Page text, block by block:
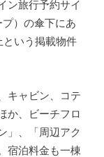
ン旅行予約サイ
プ）の傘下にあ
いう掲載物件
キャビン、コテ
か、ビーチフロ
」、「周辺アク
宿泊料金も一棟